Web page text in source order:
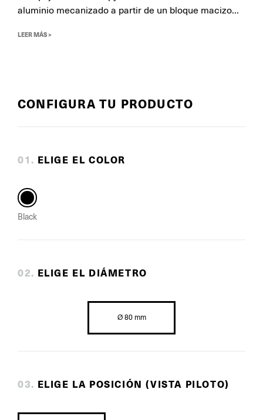
aluminio mecanizado a partir de un bloque macizo...
LEER MÁS >
CONFIGURA TU PRODUCTO
01 . ELIGE EL COLOR
Black
02. ELIGE EL DIÁMETRO
Ø 80 mm
03. ELIGE LA POSICIÓN (VISTA PILOTO)